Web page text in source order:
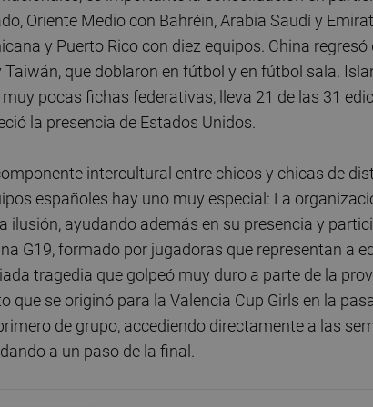
Oriente Medio con Bahréin, Arabia Saudí y
y Puerto Rico con diez equipos. China
que doblaron en fútbol y en fútbol sala.
pocas fichas federativas, lleva 21 de las 31
la presencia de Estados Unidos.
intercultural entre chicos y chicas de
españoles hay uno muy especial: La
ilusión, ayudando además en su presencia y
G19, formado por jugadoras que representan a
tragedia que golpeó muy duro a parte de la
que se originó para la Valencia Cup Girls en la
de grupo, accediendo directamente a las
a un paso de la final.